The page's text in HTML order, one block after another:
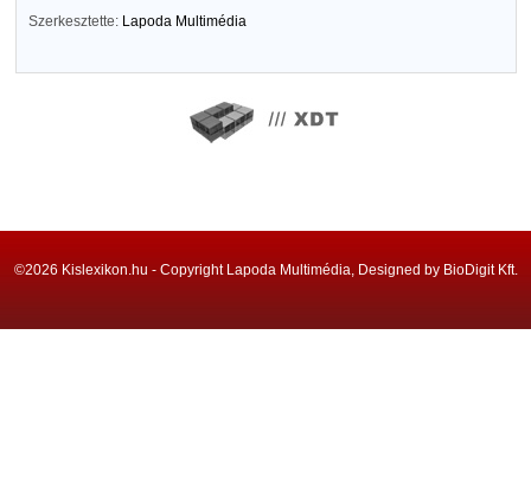
Szerkesztette: Lapoda Multimédia
©2026 Kislexikon.hu - Copyright Lapoda Multimédia, Designed by BioDigit Kft.